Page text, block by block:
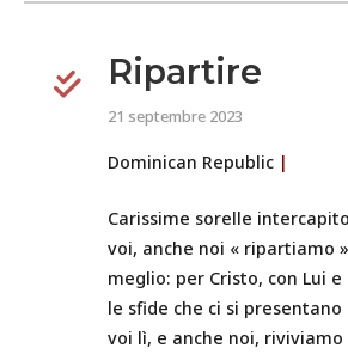
Ripartire
21 septembre 2023
Dominican Republic |
Carissime sorelle
voi, anche noi « ripartiamo
meglio: per Cristo, con Lui
le sfide che ci si presentano
voi lì, e anche noi,